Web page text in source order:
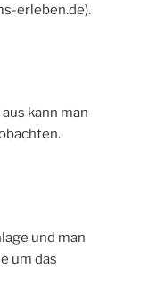
erleben.de).
kann man
und man
um das